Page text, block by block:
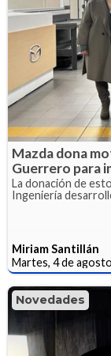
Mazda dona
Guerrero para
La donación de
Ingeniería
Miriam Santillán
Martes, 4 de
Novedades